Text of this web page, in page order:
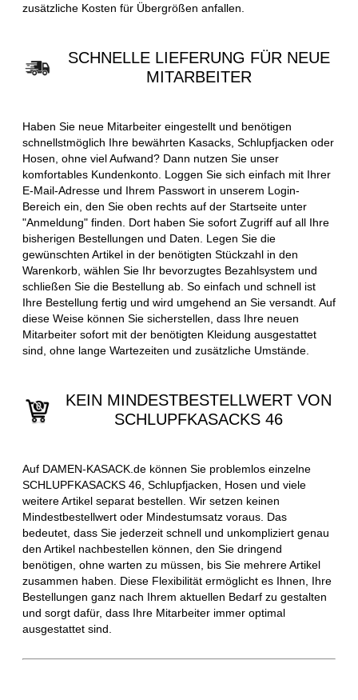
zusätzliche Kosten für Übergrößen anfallen.
SCHNELLE LIEFERUNG FÜR NEUE
MITARBEITER
Haben Sie neue Mitarbeiter eingestellt und benötigen
schnellstmöglich Ihre bewährten Kasacks, Schlupfjacken oder
Hosen, ohne viel Aufwand? Dann nutzen Sie unser
komfortables Kundenkonto. Loggen Sie sich einfach mit Ihrer
E-Mail-Adresse und Ihrem Passwort in unserem Login-
Bereich ein, den Sie oben rechts auf der Startseite unter
"Anmeldung" finden. Dort haben Sie sofort Zugriff auf all Ihre
bisherigen Bestellungen und Daten. Legen Sie die
gewünschten Artikel in der benötigten Stückzahl in den
Warenkorb, wählen Sie Ihr bevorzugtes Bezahlsystem und
schließen Sie die Bestellung ab. So einfach und schnell ist
Ihre Bestellung fertig und wird umgehend an Sie versandt. Auf
diese Weise können Sie sicherstellen, dass Ihre neuen
Mitarbeiter sofort mit der benötigten Kleidung ausgestattet
sind, ohne lange Wartezeiten und zusätzliche Umstände.
KEIN MINDESTBESTELLWERT VON
SCHLUPFKASACKS 46
Auf DAMEN-KASACK.de können Sie problemlos einzelne
SCHLUPFKASACKS 46, Schlupfjacken, Hosen und viele
weitere Artikel separat bestellen. Wir setzen keinen
Mindestbestellwert oder Mindestumsatz voraus. Das
bedeutet, dass Sie jederzeit schnell und unkompliziert genau
den Artikel nachbestellen können, den Sie dringend
benötigen, ohne warten zu müssen, bis Sie mehrere Artikel
zusammen haben. Diese Flexibilität ermöglicht es Ihnen, Ihre
Bestellungen ganz nach Ihrem aktuellen Bedarf zu gestalten
und sorgt dafür, dass Ihre Mitarbeiter immer optimal
ausgestattet sind.